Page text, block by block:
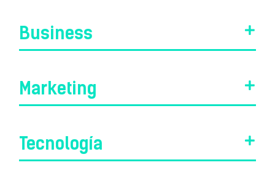
Business
Marketing
Tecnología